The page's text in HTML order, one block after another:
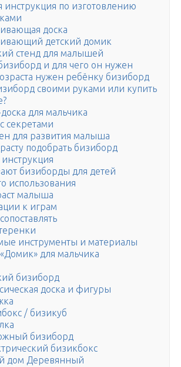
инструкция по изготовлению
доска
детский домик
стенд для малышей
и для чего он нужен
нужен ребёнку бизиборд
своими руками или купить
для мальчика
секретами
для развития малыша
подобрать бизиборд
бизиборды для детей
использования
малыша
к играм
инструменты и материалы
для мальчика
бизиборд
доска и фигуры
/ бизикуб
бизиборд
бизикбокс
дом Деревянный